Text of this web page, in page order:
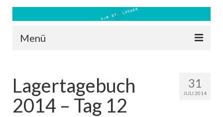
Menü
Kontakt
Bilder
31
JULI 2014
Lagertagebuch
2014 – Tag 12